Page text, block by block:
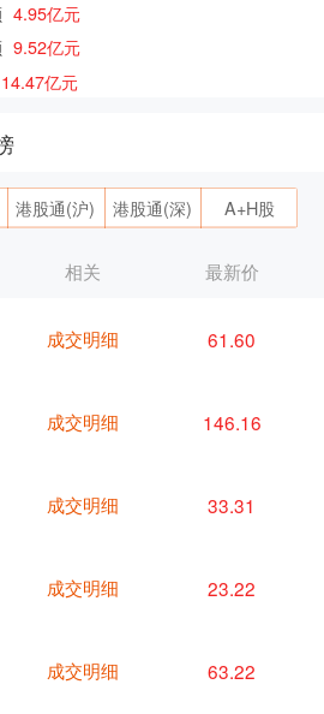
4.95亿元
9.52亿元
14.47亿元
港股通(沪) 港股通(深) A+H股
相关 最新价
成交明细 61.60
成交明细 146.16
成交明细 33.31
成交明细 23.22
成交明细 63.22